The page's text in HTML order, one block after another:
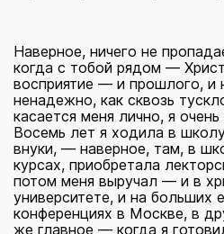
Наверное, ничего не
когда с тобой рядом —
восприятие — и прошлого, и
ненадежно, как сквозь
касается меня лично, я
Восемь лет я ходила в
внуки, — наверное, там, в
курсах, приобретала
потом меня выручал — и в
университете, и на больших
конференциях в Москве, в
же главное — когда я